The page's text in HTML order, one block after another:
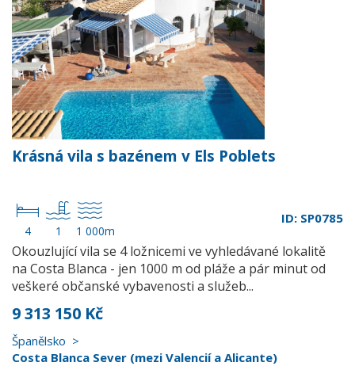
Krásná vila s bazénem v Els Poblets
4 1 1 000m
ID: SP0785
Okouzlující vila se 4 ložnicemi ve vyhledávané lokalitě
na Costa Blanca - jen 1000 m od pláže a pár minut od
veškeré občanské vybavenosti a služeb...
9 313 150 Kč
Španělsko
Costa Blanca Sever (mezi Valencií a Alicante)